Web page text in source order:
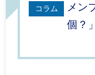
コラム
メン
個？」